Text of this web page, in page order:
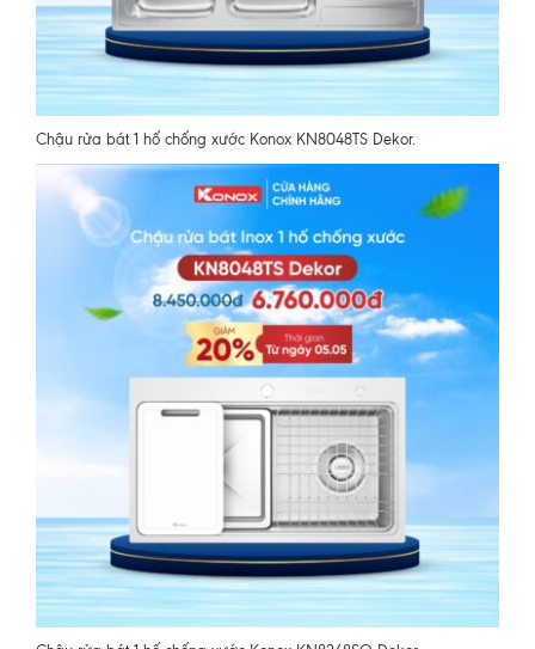
Chậu rửa bát 1 hố chống xước Konox KN8048TS Dekor.